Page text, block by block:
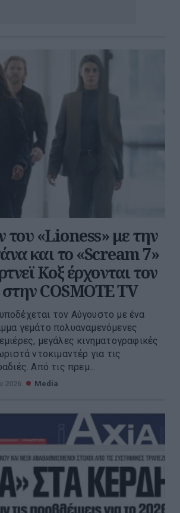
του «Lioness» με την
και το «Scream 7»
Κοξ έρχονται τον
COSMOTE TV
τον Αύγουστο με ένα
γεμάτο πολυαναμενόμενες
μεγάλες κινηματογραφικές
ντοκιμαντέρ για τις
Από τις πρεμ...
2026 Media